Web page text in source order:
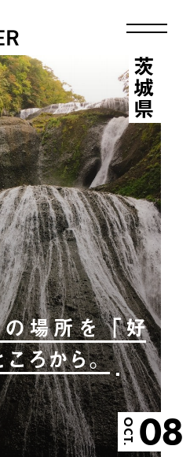
場所を「好
ろから。
OCT. 08
茨城県